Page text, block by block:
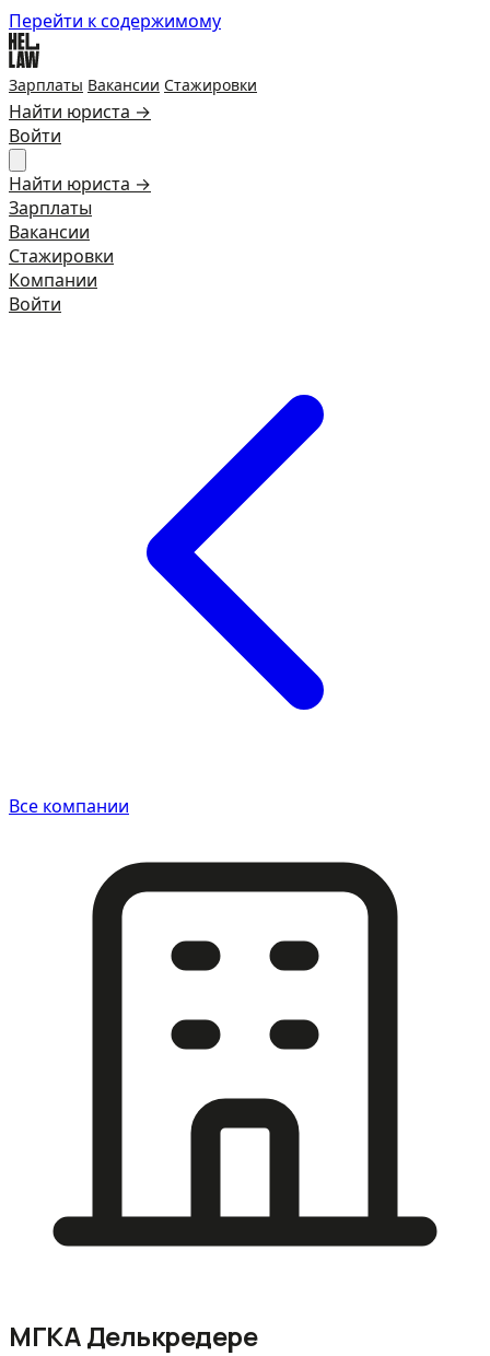
Перейти к содержимому
Зарплаты Вакансии Стажировки
Найти юриста →
Войти
Найти юриста →
Зарплаты
Вакансии
Стажировки
Компании
Войти
Все компании
МГКА Делькредере